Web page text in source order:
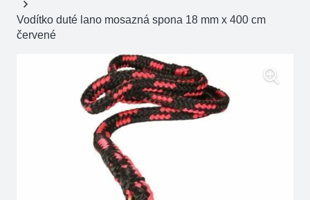
Vodítko duté lano mosazná spona 18 mm x 400 cm
červené